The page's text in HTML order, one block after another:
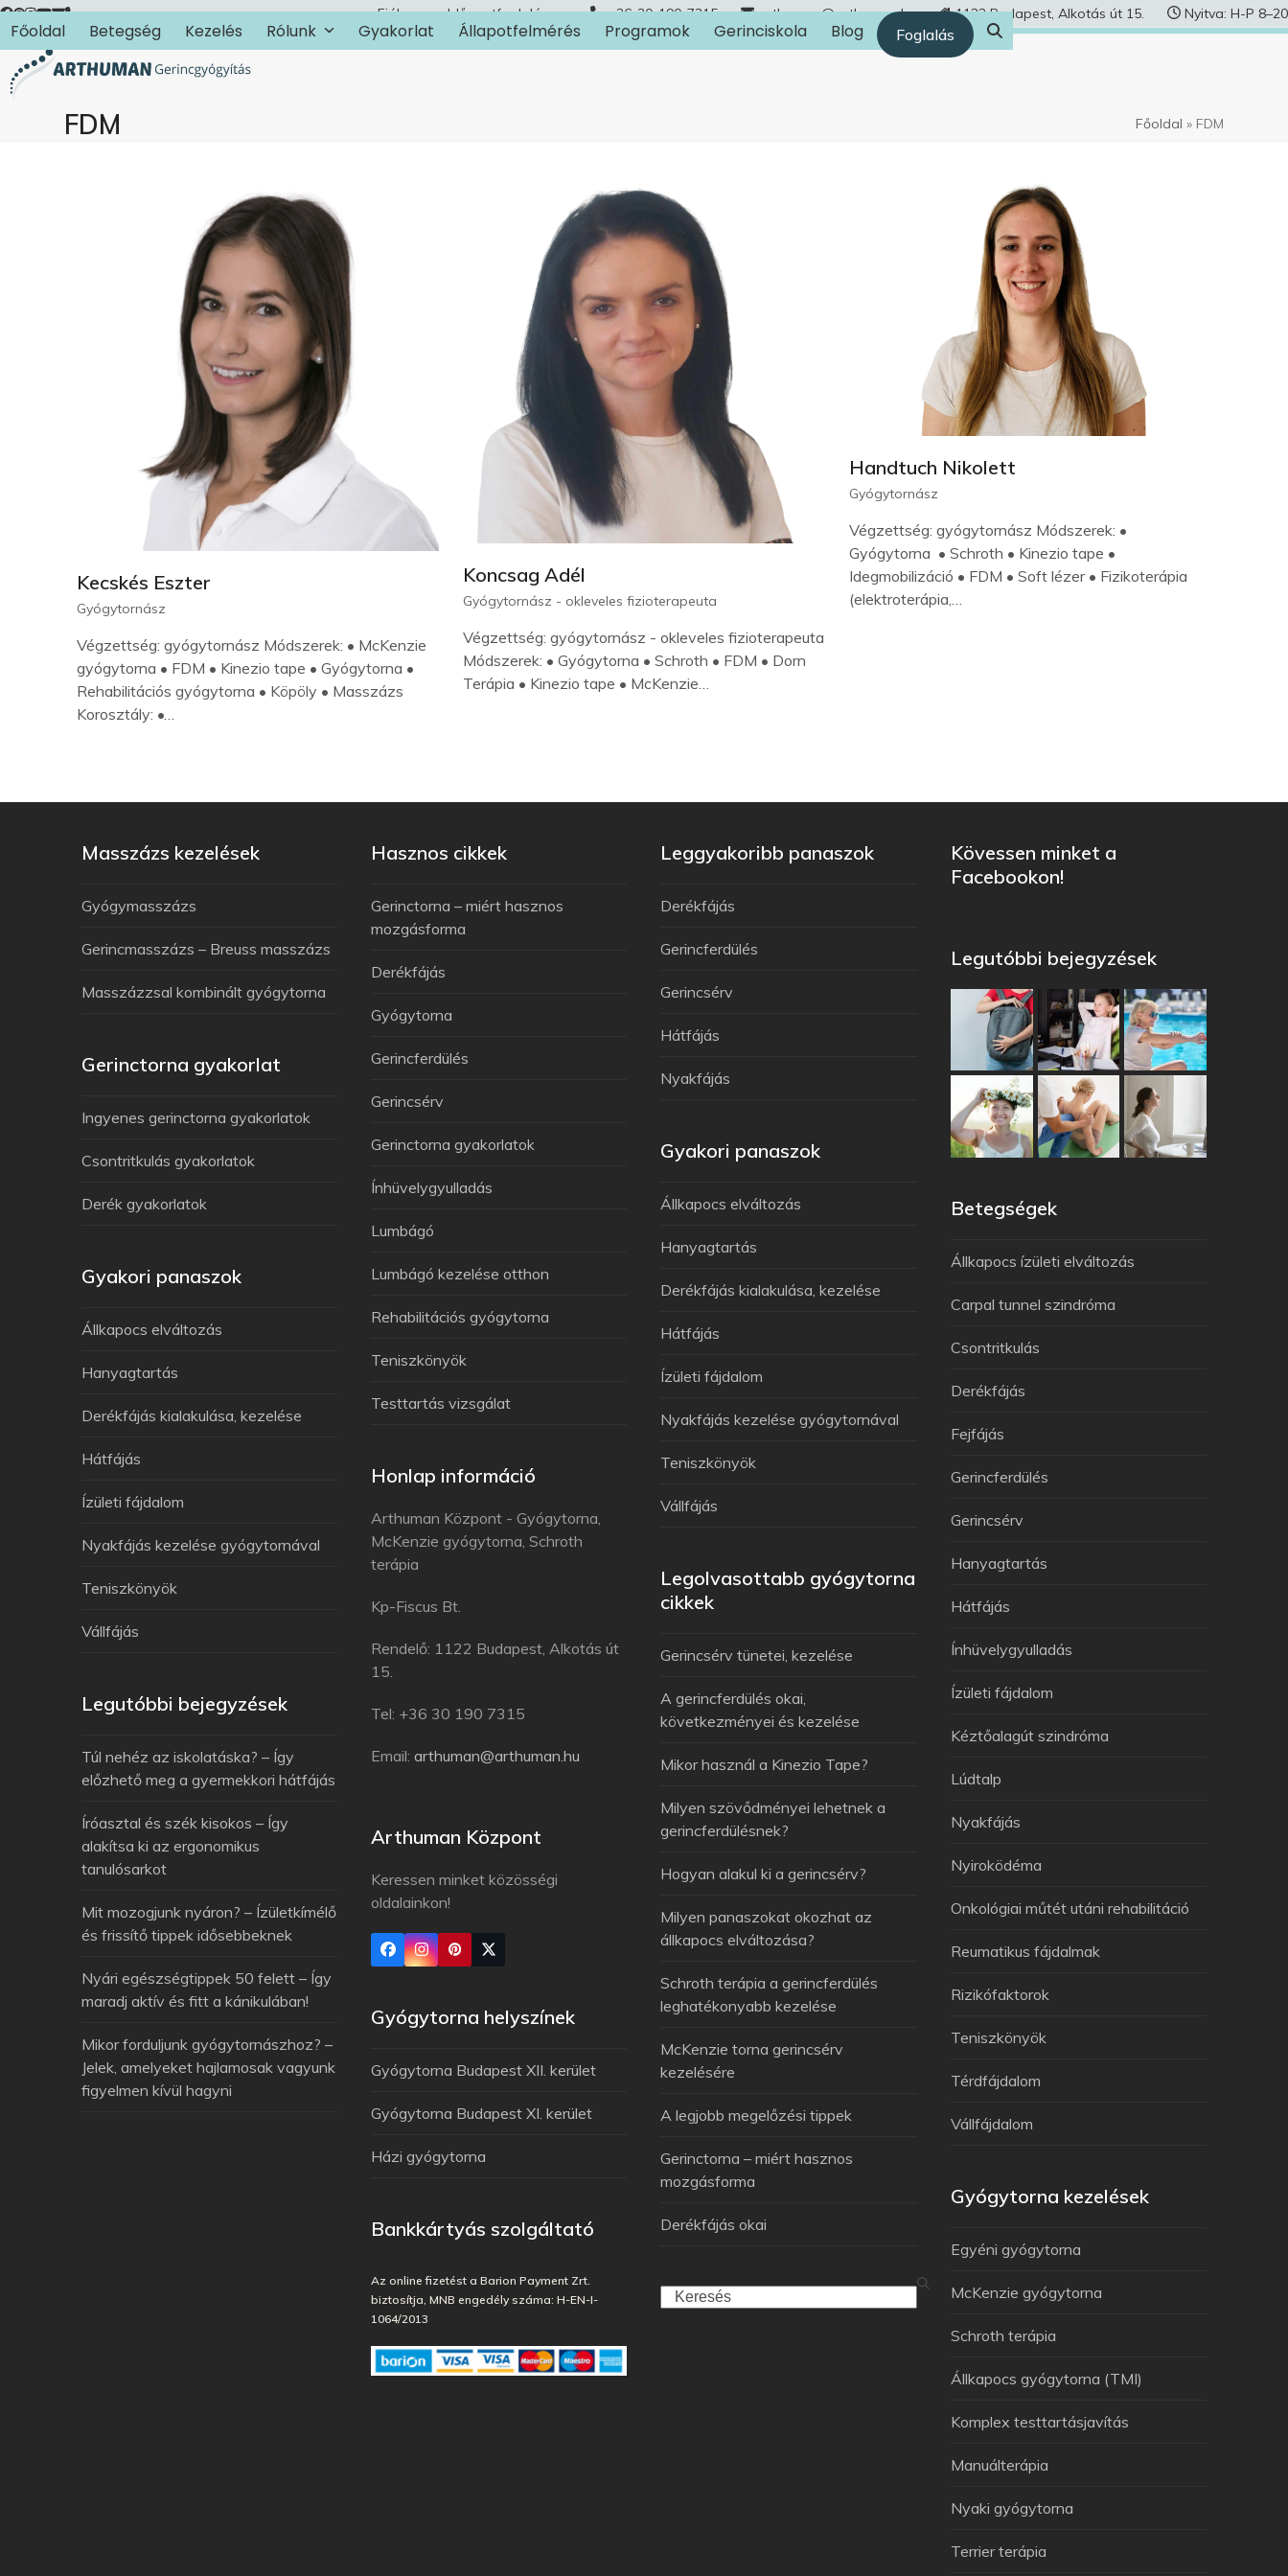
Skip
to
content
Fiókom Időpontfoglalás +36-30-190-7315 arthuman@arthuman.hu 1122 Budapest, Alkotás út 15. Nyitva: H-P 8–20
Főoldal Betegség Kezelés Rólunk Gyakorlat Állapotfelmérés Programok Gerinciskola Blog Foglalás
FDM Főoldal » FDM
Kecskés Eszter
Gyógytornász
Végzettség: gyógytornász Módszerek: • McKenzie
gyógytorna • FDM • Kinezio tape • Gyógytorna •
Rehabilitációs gyógytorna • Köpöly • Masszázs
Korosztály: •…
Koncsag Adél
Gyógytornász - okleveles fizioterapeuta
Végzettség: gyógytornász - okleveles fizioterapeuta
Módszerek: • Gyógytorna • Schroth • FDM • Dorn
Terápia • Kinezio tape • McKenzie…
Handtuch Nikolett
Gyógytornász
Végzettség: gyógytornász Módszerek: •
Gyógytorna • Schroth • Kinezio tape •
Idegmobilizáció • FDM • Soft lézer • Fizikoterápia
(elektroterápia,…
Masszázs kezelések
Gyógymasszázs
Gerincmasszázs – Breuss masszázs
Masszázzsal kombinált gyógytorna
Gerinctorna gyakorlat
Ingyenes gerinctorna gyakorlatok
Csontritkulás gyakorlatok
Derék gyakorlatok
Gyakori panaszok
Állkapocs elváltozás
Hanyagtartás
Derékfájás kialakulása, kezelése
Hátfájás
Ízületi fájdalom
Nyakfájás kezelése gyógytornával
Teniszkönyök
Vállfájás
Legutóbbi bejegyzések
Túl nehéz az iskolatáska? – Így
előzhető meg a gyermekkori hátfájás
Íróasztal és szék kisokos – Így
alakítsa ki az ergonomikus
tanulósarkot
Mit mozogjunk nyáron? – Ízületkímélő
és frissítő tippek idősebbeknek
Nyári egészségtippek 50 felett – Így
maradj aktív és fitt a kánikulában!
Mikor forduljunk gyógytornászhoz? –
Jelek, amelyeket hajlamosak vagyunk
figyelmen kívül hagyni
Hasznos cikkek
Gerinctorna – miért hasznos
mozgásforma
Derékfájás
Gyógytorna
Gerincferdülés
Gerincsérv
Gerinctorna gyakorlatok
Ínhüvelygyulladás
Lumbágó
Lumbágó kezelése otthon
Rehabilitációs gyógytorna
Teniszkönyök
Testtartás vizsgálat
Honlap információ
Arthuman Központ - Gyógytorna,
McKenzie gyógytorna, Schroth
terápia
Kp-Fiscus Bt.
Rendelő: 1122 Budapest, Alkotás út
15.
Tel: +36 30 190 7315
Email:arthuman@arthuman.hu
Arthuman Központ
Keressen minket közösségi
oldalainkon!
Gyógytorna helyszínek
Gyógytorna Budapest XII. kerület
Gyógytorna Budapest XI. kerület
Házi gyógytorna
Bankkártyás szolgáltató
Az online fizetést a Barion Payment Zrt.
biztosítja, MNB engedély száma: H-EN-I-
1064/2013
Leggyakoribb panaszok
Derékfájás
Gerincferdülés
Gerincsérv
Hátfájás
Nyakfájás
Gyakori panaszok
Állkapocs elváltozás
Hanyagtartás
Derékfájás kialakulása, kezelése
Hátfájás
Ízületi fájdalom
Nyakfájás kezelése gyógytornával
Teniszkönyök
Vállfájás
Legolvasottabb gyógytorna
cikkek
Gerincsérv tünetei, kezelése
A gerincferdülés okai,
következményei és kezelése
Mikor használ a Kinezio Tape?
Milyen szövődményei lehetnek a
gerincferdülésnek?
Hogyan alakul ki a gerincsérv?
Milyen panaszokat okozhat az
állkapocs elváltozása?
Schroth terápia a gerincferdülés
leghatékonyabb kezelése
McKenzie torna gerincsérv
kezelésére
A legjobb megelőzési tippek
Gerinctorna – miért hasznos
mozgásforma
Derékfájás okai
Kövessen minket a
Facebookon!
Legutóbbi bejegyzések
Betegségek
Állkapocs ízületi elváltozás
Carpal tunnel szindróma
Csontritkulás
Derékfájás
Fejfájás
Gerincferdülés
Gerincsérv
Hanyagtartás
Hátfájás
Ínhüvelygyulladás
Ízületi fájdalom
Kéztőalagút szindróma
Lúdtalp
Nyakfájás
Nyiroködéma
Onkológiai műtét utáni rehabilitáció
Reumatikus fájdalmak
Rizikófaktorok
Teniszkönyök
Térdfájdalom
Vállfájdalom
Gyógytorna kezelések
Egyéni gyógytorna
McKenzie gyógytorna
Schroth terápia
Állkapocs gyógytorna (TMI)
Komplex testtartásjavítás
Manuálterápia
Nyaki gyógytorna
Terrier terápia